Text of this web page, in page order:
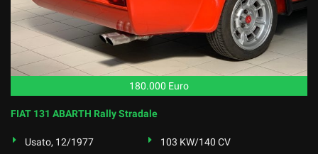
180.000 Euro
FIAT 131 ABARTH Rally Stradale
Usato, 12/1977
103 KW/140 CV